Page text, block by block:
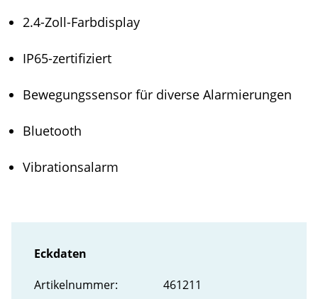
2.4-Zoll-Farbdisplay
IP65-zertifiziert
Bewegungssensor für diverse Alarmierungen
Bluetooth
Vibrationsalarm
Eckdaten
Artikel­nummer:
461211